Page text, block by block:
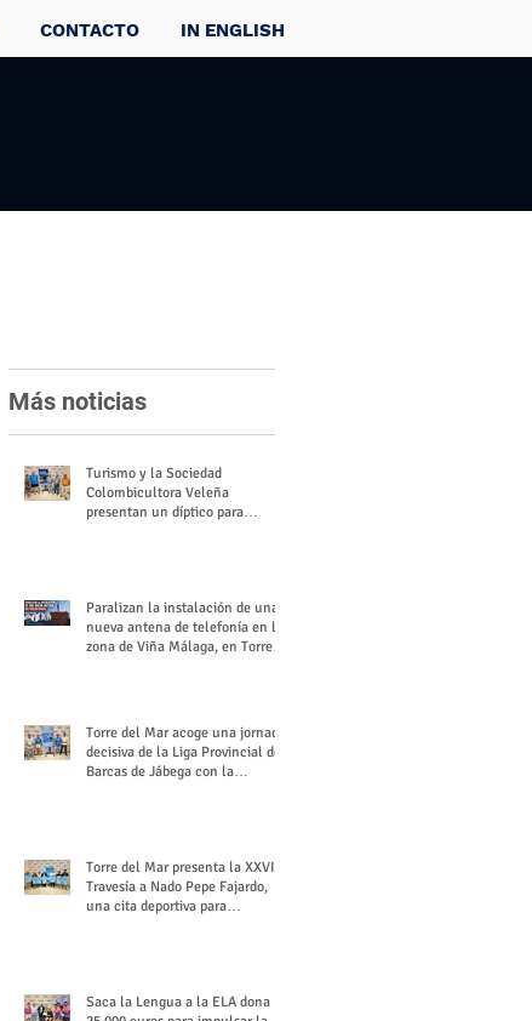
CONTACTO IN ENGLISH
Más noticias
Turismo y la Sociedad
Colombicultora Veleña
presentan un díptico para
Paralizan la instalación de una
nueva antena de telefonía en la
zona de Viña Málaga, en Torre
Torre del Mar acoge una jornada
decisiva de la Liga Provincial de
Barcas de Jábega con la
Torre del Mar presenta la XXVI
Travesía a Nado Pepe Fajardo,
una cita deportiva para
Saca la Lengua a la ELA dona